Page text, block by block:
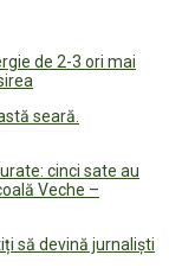
de 2-3 ori mai
seară.
cinci sate au
Veche –
să devină jurnaliști